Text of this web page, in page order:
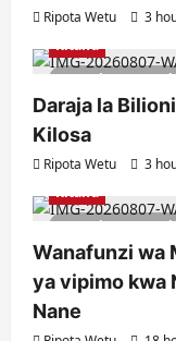
Ripota Wetu 3
2 minutes read
Kitaifa
Daraja la
Kilosa
Ripota Wetu 3
2 minutes read
Kitaifa
Wanafunzi wa
ya vipimo kwa
Nane